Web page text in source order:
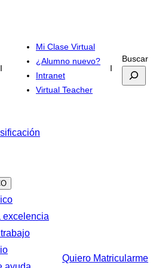
I
Mi Clase Virtual
¿Alumno nuevo?
Intranet
Virtual Teacher
I
Buscar
excelencia
Quiero Matricularme